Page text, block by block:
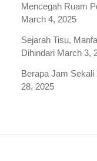
Mencegah Ruam
March 4, 2025
Sejarah Tisu,
Dihindari March 3,
Berapa Jam
28, 2025